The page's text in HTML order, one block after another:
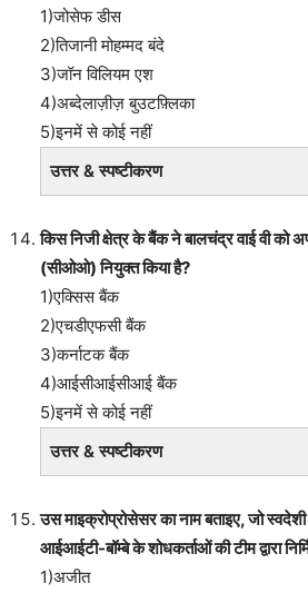
1)जोसेफ डीस
2)तिजानी मोहम्मद बंदे
3)जॉन विलियम एश
4)अब्देलाज़ीज़ बुउटफ़्लिका
5)इनमें से कोई नहीं
उत्तर & स्पष्टीकरण
किस निजी क्षेत्र के बैंक ने बालचंद्र वाई वी को
(सीओओ) नियुक्त किया है?
1)एक्सिस बैंक
2)एचडीएफसी बैंक
3)कर्नाटक बैंक
4)आईसीआईसीआई बैंक
5)इनमें से कोई नहीं
उत्तर & स्पष्टीकरण
उस माइक्रोप्रोसेसर का नाम बताइए, जो
आईआईटी-बॉम्बे के शोधकर्ताओं की टीम द्वारा
1)अजीत